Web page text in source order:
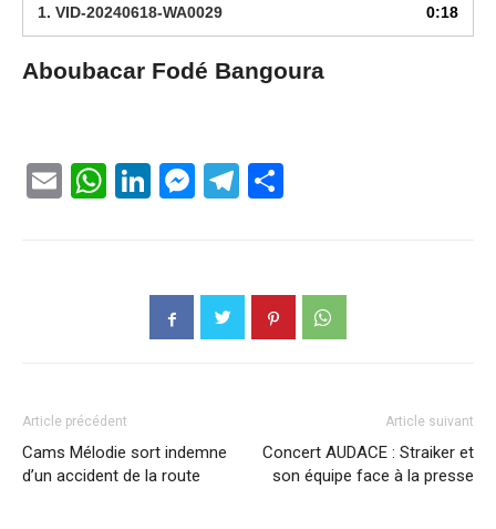
1. VID-20240618-WA0029 0:18
Aboubacar Fodé Bangoura
EmailWhatsApp
LinkedIn
Messenger
Telegram
Article précédent
Cams Mélodie sort indemne
d’un accident de la route
Article suivant
Concert AUDACE : Straiker et
son équipe face à la presse